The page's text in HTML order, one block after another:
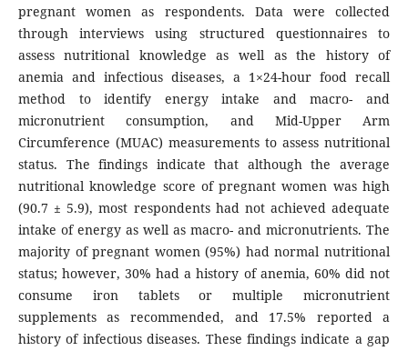
pregnant women as respondents. Data were collected
through interviews using structured questionnaires to
assess nutritional knowledge as well as the history of
anemia and infectious diseases, a 1×24-hour food recall
method to identify energy intake and macro- and
micronutrient consumption, and Mid-Upper Arm
Circumference (MUAC) measurements to assess nutritional
status. The findings indicate that although the average
nutritional knowledge score of pregnant women was high
(90.7 ± 5.9), most respondents had not achieved adequate
intake of energy as well as macro- and micronutrients. The
majority of pregnant women (95%) had normal nutritional
status; however, 30% had a history of anemia, 60% did not
consume iron tablets or multiple micronutrient
supplements as recommended, and 17.5% reported a
history of infectious diseases. These findings indicate a gap